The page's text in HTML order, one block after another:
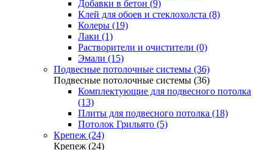
Добавки в бетон (9)
Клей для обоев и стеклохолста (8)
Колеры (19)
Лаки (1)
Растворители и очистители (0)
Эмали (15)
Подвесные потолочные системы (36)
Подвесные потолочные системы (36)
Комплектующие для подвесного потолка
(13)
Плиты для подвесного потолка (18)
Потолок Грильято (5)
Крепеж (24)
Крепеж (24)